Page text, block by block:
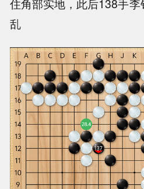
住角部实地，此后138手
乱